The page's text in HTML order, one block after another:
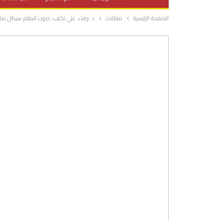
صحة وتغذية
المرأة والحياة الصفحة الرئيسية مقالات د. وفاء علي تكتب: صوت الملثم سيظل